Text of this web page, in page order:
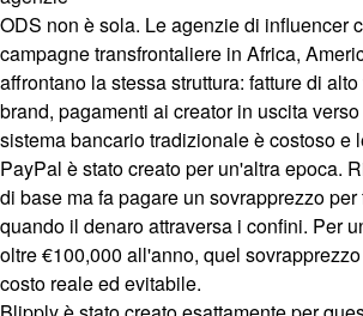
ODS non è sola. Le agenzie di influencer
campagne transfrontaliere in Africa,
affrontano la stessa struttura: fatture di
brand, pagamenti ai creator in uscita
sistema bancario tradizionale è costoso e
PayPal è stato creato per un'altra epoca.
di base ma fa pagare un sovrapprezzo
quando il denaro attraversa i confini. Per
oltre €100,000 all'anno, quel
costo reale ed evitabile.